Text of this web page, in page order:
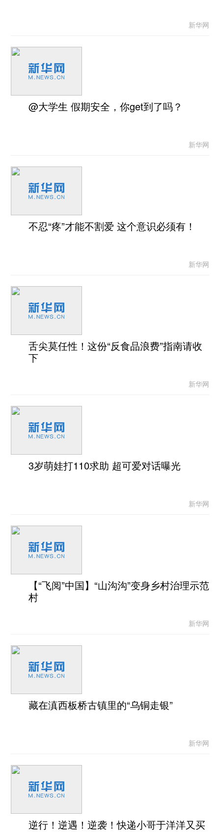
新华网
@大学生 假期安全，你get到了吗？
新华网
不忍“疼”才能不割爱 这个意识必须有！
新华网
舌尖莫任性！这份“反食品浪费”指南请收
下
新华网
3岁萌娃打110求助 超可爱对话曝光
新华网
【“飞阅”中国】“山沟沟”变身乡村治理示范
村
新华网
藏在滇西板桥古镇里的“乌铜走银”
新华网
逆行！逆遇！逆袭！快递小哥于洋洋又买